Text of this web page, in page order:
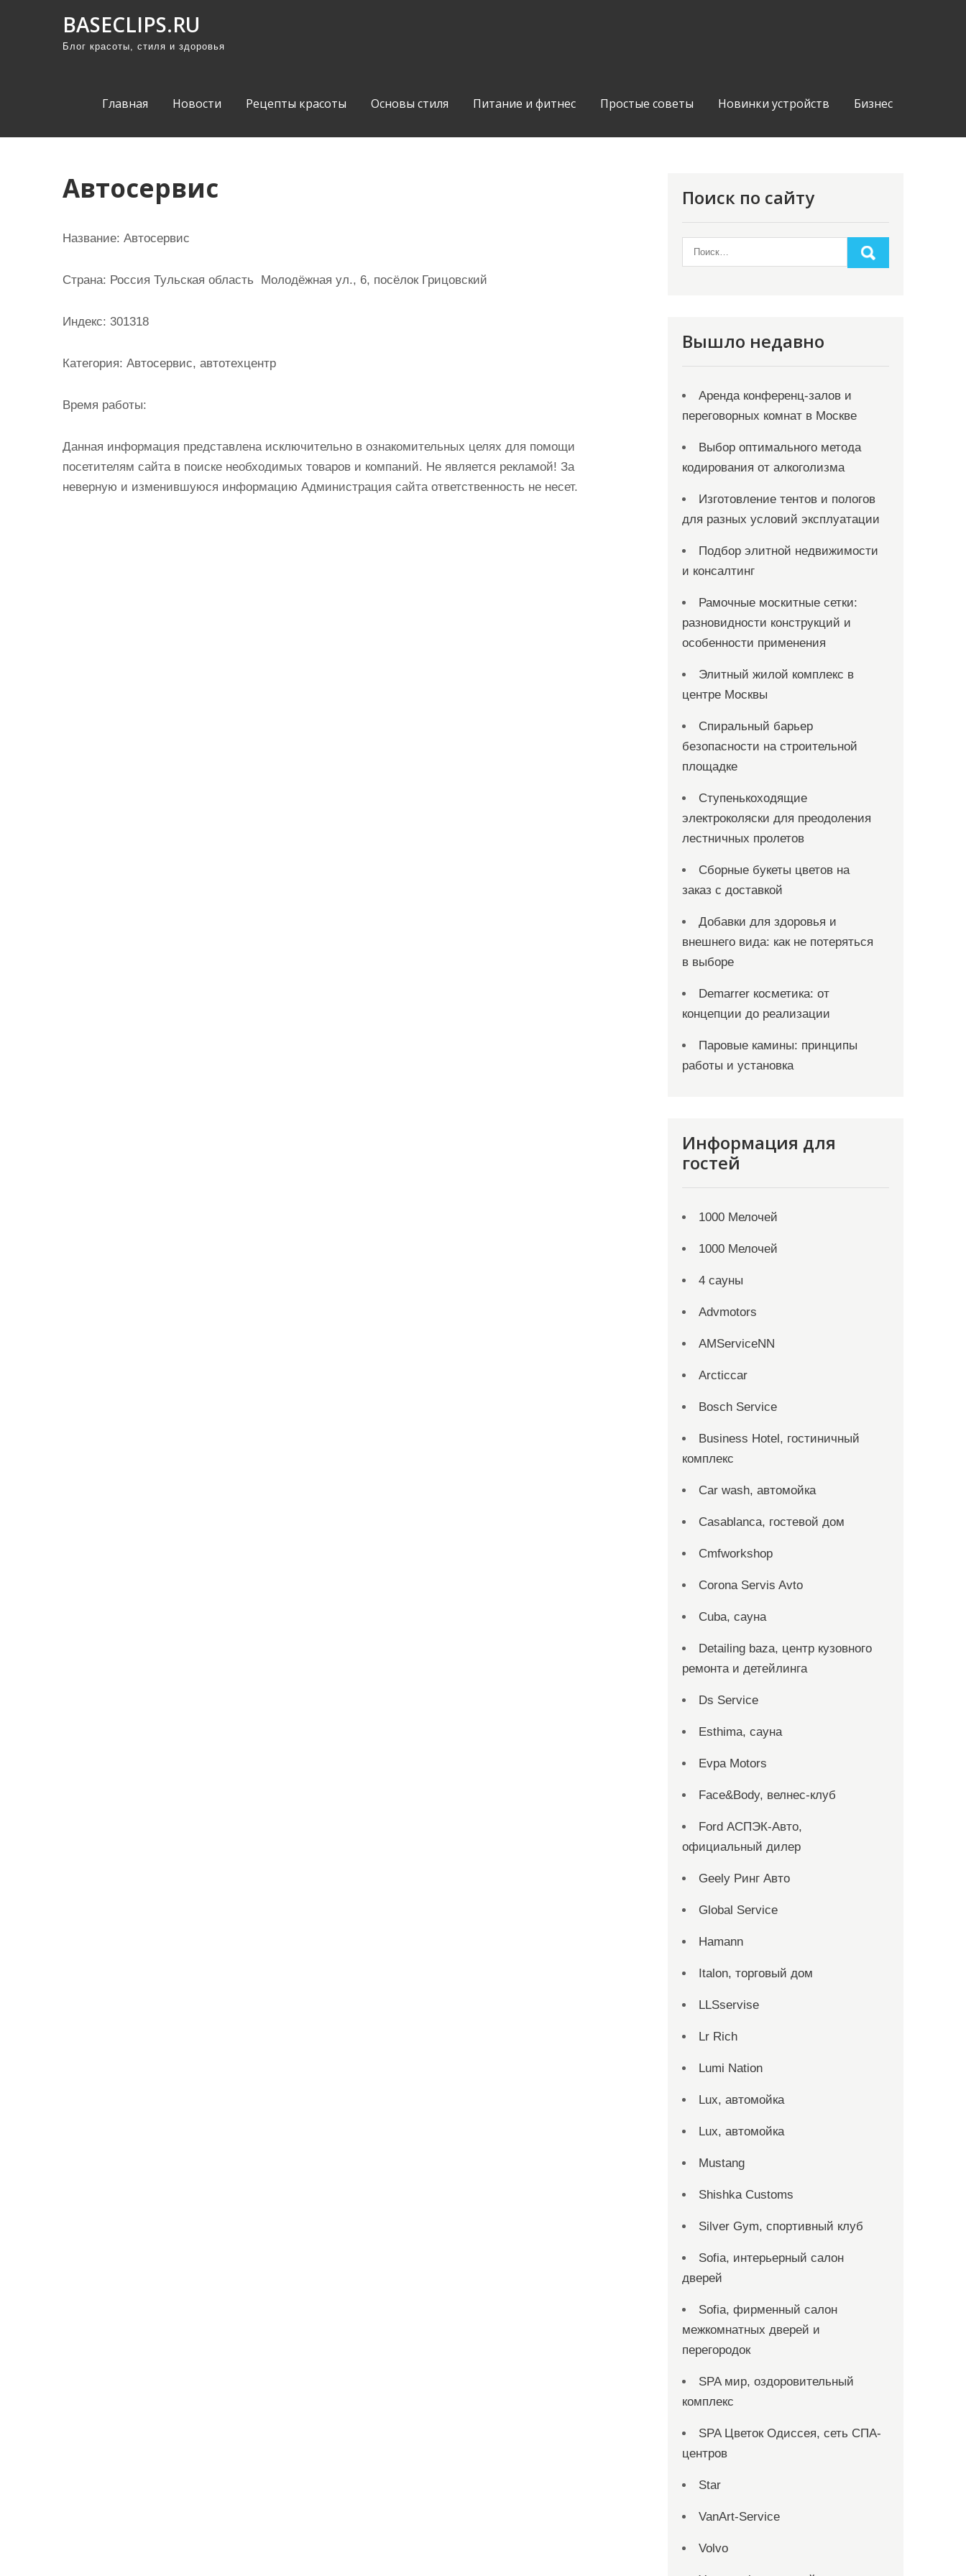
BASECLIPS.RU
Блог красоты, стиля и здоровья
Главная Новости Рецепты красоты Основы стиля Питание и фитнес Простые советы Новинки устройств Бизнес
Автосервис
Название: Автосервис
Страна: Россия Тульская область Молодёжная ул., 6, посёлок Грицовский
Индекс: 301318
Категория: Автосервис, автотехцентр
Время работы:
Данная информация представлена исключительно в ознакомительных целях для помощи
посетителям сайта в поиске необходимых товаров и компаний. Не является рекламой! За
неверную и изменившуюся информацию Администрация сайта ответственность не несет.
Поиск по сайту
Вышло недавно
Аренда конференц-залов и
переговорных комнат в Москве
Выбор оптимального метода
кодирования от алкоголизма
Изготовление тентов и пологов
для разных условий эксплуатации
Подбор элитной недвижимости
и консалтинг
Рамочные москитные сетки:
разновидности конструкций и
особенности применения
Элитный жилой комплекс в
центре Москвы
Спиральный барьер
безопасности на строительной
площадке
Ступенькоходящие
электроколяски для преодоления
лестничных пролетов
Сборные букеты цветов на
заказ с доставкой
Добавки для здоровья и
внешнего вида: как не потеряться
в выборе
Demarrer косметика: от
концепции до реализации
Паровые камины: принципы
работы и установка
Информация для
гостей
1000 Мелочей
1000 Мелочей
4 сауны
Advmotors
AMServiceNN
Arcticcar
Bosch Service
Business Hotel, гостиничный
комплекс
Car wash, автомойка
Casablanca, гостевой дом
Cmfworkshop
Corona Servis Avto
Cuba, сауна
Detailing baza, центр кузовного
ремонта и детейлинга
Ds Service
Esthima, сауна
Evpa Motors
Face&Body, велнес-клуб
Ford АСПЭК-Авто,
официальный дилер
Geely Ринг Авто
Global Service
Hamann
Italon, торговый дом
LLSservise
Lr Rich
Lumi Nation
Lux, автомойка
Lux, автомойка
Mustang
Shishka Customs
Silver Gym, спортивный клуб
Sofia, интерьерный салон
дверей
Sofia, фирменный салон
межкомнатных дверей и
перегородок
SPA мир, оздоровительный
комплекс
SPA Цветок Одиссея, сеть СПА-
центров
Star
VanArt-Service
Volvo